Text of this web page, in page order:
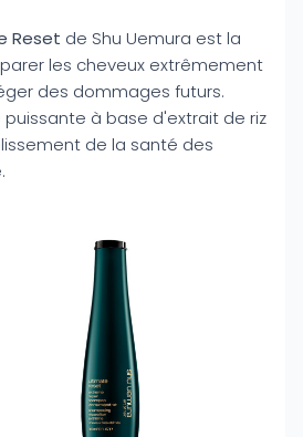
Reset de Shu Uemura est la
les cheveux extrêmement
des dommages futurs.
à base d'extrait de riz
de la santé des